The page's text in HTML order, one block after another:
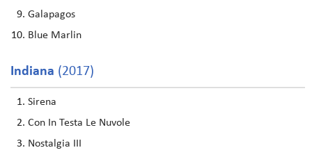
Galapagos
Blue Marlin
Indiana (2017)
Sirena
Con In Testa Le Nuvole
Nostalgia III